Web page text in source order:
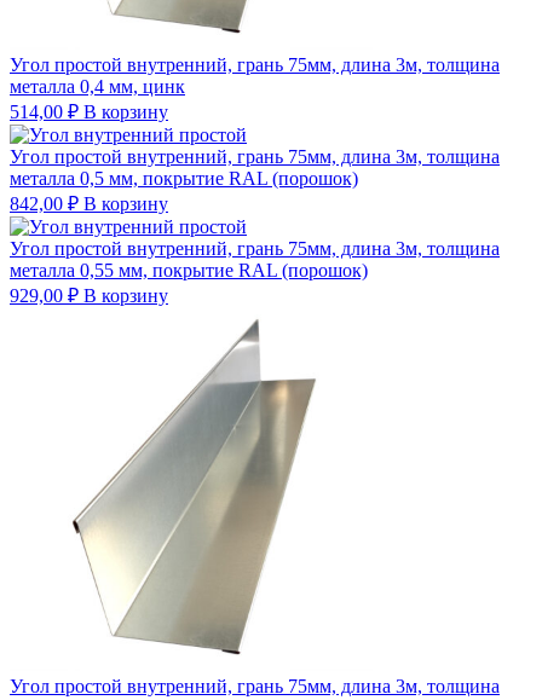
Угол простой внутренний, грань 75мм, длина 3м, толщина
металла 0,4 мм, цинк
514,00 ₽ В корзину
Угол простой внутренний, грань 75мм, длина 3м, толщина
металла 0,5 мм, покрытие RAL (порошок)
842,00 ₽ В корзину
Угол простой внутренний, грань 75мм, длина 3м, толщина
металла 0,55 мм, покрытие RAL (порошок)
929,00 ₽ В корзину
Угол простой внутренний, грань 75мм, длина 3м, толщина